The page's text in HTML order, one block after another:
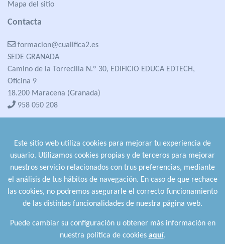
Mapa del sitio
Contacta
formacion@cualifica2.es
SEDE GRANADA
Camino de la Torrecilla N.º 30, EDIFICIO EDUCA EDTECH,
Oficina 9
18.200 Maracena (Granada)
958 050 208
958 991 970
Este sitio web utiliza cookies para mejorar tu experiencia de
usuario. Utilizamos cookies propias y de terceros para mejorar
nuestros servicio relacionados con trus preferencias, mediante
el análisis de tus hábitos de navegación. En caso de que rechace
las cookies, no podremos asegurarle el correcto funcionamiento
de las distintas funcionalidades de nuestra página web.
Puede cambiar su configuración u obtener más información en
nuestra política de cookies aquí.